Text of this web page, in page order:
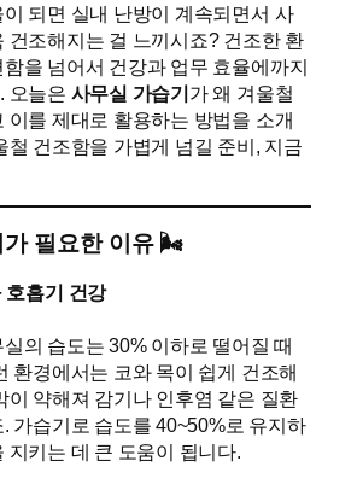
되면 실내 난방이 계속되면서 사
건조해지는 걸 느끼시죠? 건조한 환
을 넘어서 건강과 업무 효율에까지
오늘은 사무실 가습기가 왜 겨울철
이를 제대로 활용하는 방법을 소개
철 건조함을 가볍게 넘길 준비, 지금
가 필요한 이유 🌬️
호흡기 건강
의 습도는 30% 이하로 떨어질 때
환경에서는 코와 목이 쉽게 건조해
이 약해져 감기나 인후염 같은 질환
가습기로 습도를 40~50%로 유지하
지키는 데 큰 도움이 됩니다.